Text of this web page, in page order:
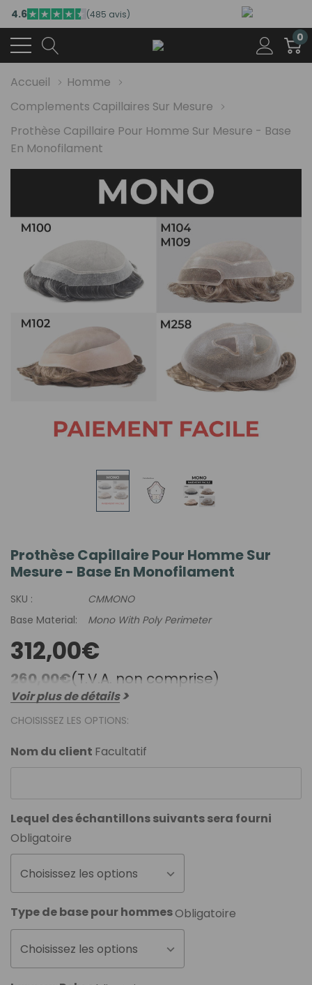
4.6 (485 avis)
0
Accueil
Homme
Complements Capillaires Sur Mesure
Prothèse Capillaire Pour Homme Sur Mesure - Base
En Monofilament
Prothèse Capillaire Pour Homme Sur
Mesure - Base En Monofilament
SKU :
CMMONO
Base Material:
Mono With Poly Perimeter
312,00€
260,00€(T.V.A. non comprise)
Voir plus de détails
CHOISISSEZ LES OPTIONS:
Nom du client Facultatif
Lequel des échantillons suivants sera fourni
Obligatoire
Choisissez les options
Type de base pour hommesObligatoire
Choisissez les options